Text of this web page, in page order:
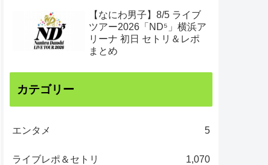
【なにわ男子】8/5 ライブ
ツアー2026「ND⁵」横浜ア
リーナ 初日 セトリ＆レポ
まとめ
カテゴリー
エンタメ 5
ライブレポ＆セトリ 1,070